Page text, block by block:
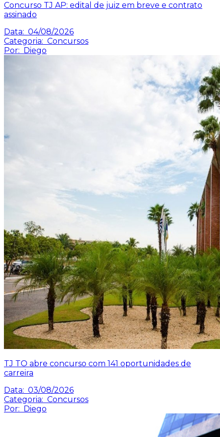
Concurso TJ AP: edital de juiz em breve e contrato
assinado
Data: 04/08/2026
Categoria: Concursos
Por: Diego
TJ TO abre concurso com 141 oportunidades de
carreira
Data: 03/08/2026
Categoria: Concursos
Por: Diego